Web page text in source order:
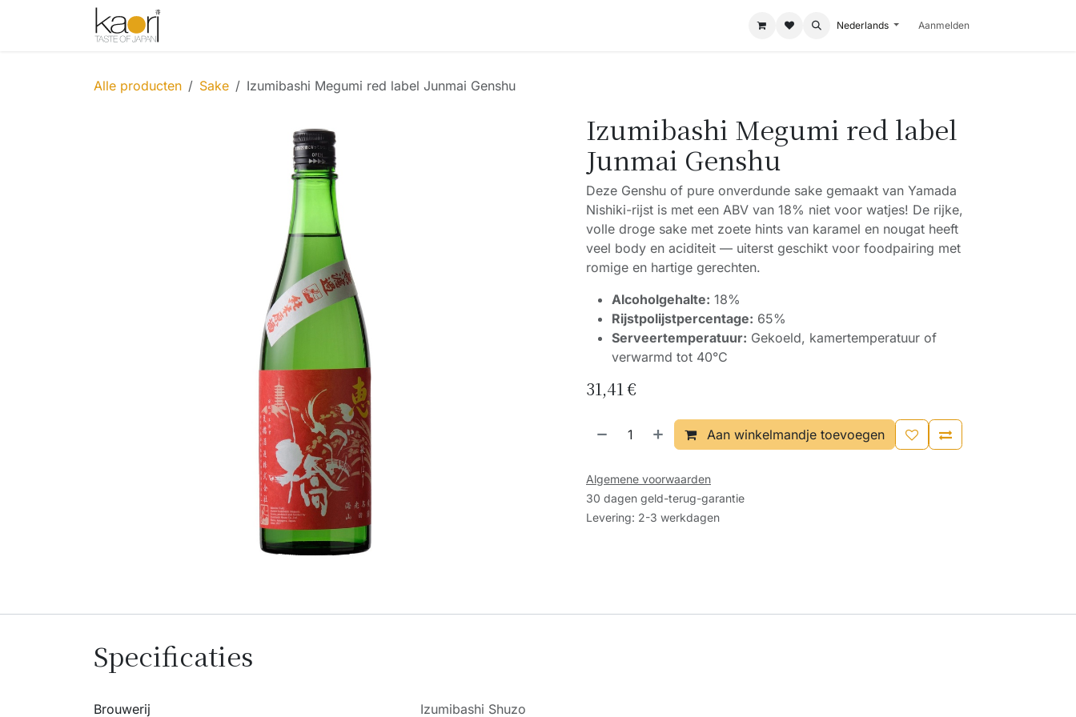
Overslaan naar inhoud
Nederlands Aanmelden
Alle producten Sake Izumibashi Megumi red label Junmai Genshu
Izumibashi Megumi red label
Junmai Genshu
Deze Genshu of pure onverdunde sake gemaakt van Yamada
Nishiki-rijst is met een ABV van 18% niet voor watjes! De rijke,
volle droge sake met zoete hints van karamel en nougat heeft
veel body en aciditeit — uiterst geschikt voor foodpairing met
romige en hartige gerechten.
Alcoholgehalte: 18%
Rijstpolijstpercentage: 65%
Serveertemperatuur: Gekoeld, kamertemperatuur of
verwarmd tot 40°C
31,41€
Aan winkelmandje toevoegen
Algemene voorwaarden
30 dagen geld-terug-garantie
Levering: 2-3 werkdagen
Specificaties
Brouwerij Izumibashi Shuzo